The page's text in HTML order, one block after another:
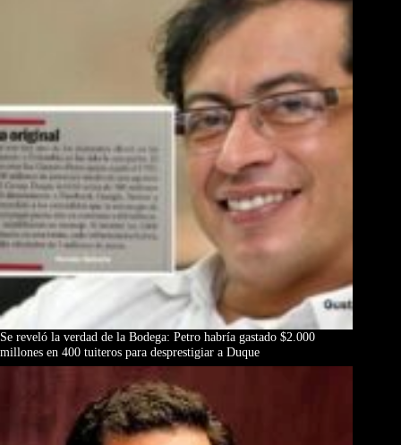
Se reveló la verdad de la Bodega: Petro habría gastado $2.000
millones en 400 tuiteros para desprestigiar a Duque